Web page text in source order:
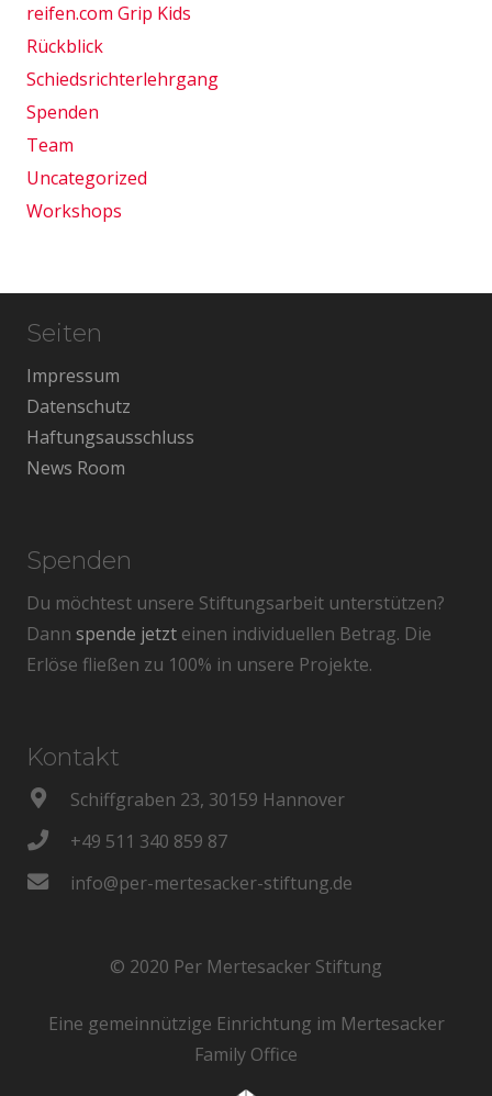
reifen.com Grip Kids
Rückblick
Schiedsrichterlehrgang
Spenden
Team
Uncategorized
Workshops
Seiten
Impressum
Datenschutz
Haftungsausschluss
News Room
Spenden
Du möchtest unsere Stiftungsarbeit unterstützen?
Dann spende jetzt einen individuellen Betrag. Die
Erlöse fließen zu 100% in unsere Projekte.
Kontakt
Schiffgraben 23, 30159 Hannover
+49 511 340 859 87
info@per-mertesacker-stiftung.de
© 2020 Per Mertesacker Stiftung
Eine gemeinnützige Einrichtung im Mertesacker
Family Office